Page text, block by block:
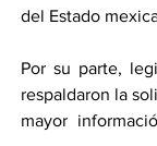
del Estado
Por su parte,
respaldaron la
mayor